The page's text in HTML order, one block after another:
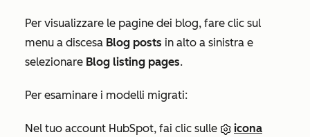
Per visualizzare le pagine dei blog, fare clic sul
menu a discesa Blog posts in alto a sinistra e
selezionare Blog listing pages.
Per esaminare i modelli migrati:
Nel tuo account HubSpot, fai clic sulle
icona